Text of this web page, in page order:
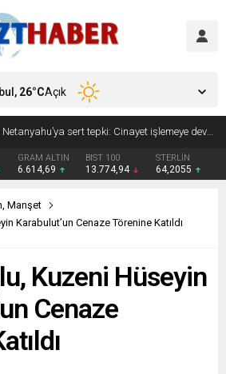
Son Dakika: Etimesgut Belediye Başkanı Erdal Beşikçioğlu görevden uzaklaştırıldı
GRAM ALTIN
6.614,69
BIST 100
13.774,94
STERLİN
64,2055
26°CAçık
, Manşet
Karabulut’un Cenaze Törenine Katıldı
Kuzeni Hüseyin
Cenaze